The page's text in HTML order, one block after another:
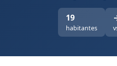
19
habitantes